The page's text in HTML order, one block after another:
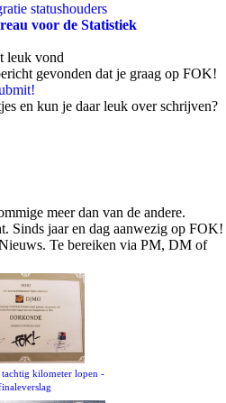
statushouders
voor de Statistiek
leuk vond
gevonden dat je graag op FOK!
en kun je daar leuk over schrijven?
meer dan van de andere.
Sinds jaar en dag aanwezig op FOK!
Te bereiken via PM, DM of
kilometer lopen -